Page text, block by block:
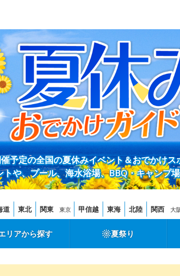
予定の全国の夏休みイベント＆おでかけ
トや、プール、海水浴場、BBQ・キャンプ
道 東北 関東 東京 甲信越 東海 北陸 関西 大
リアから探す 夏祭り